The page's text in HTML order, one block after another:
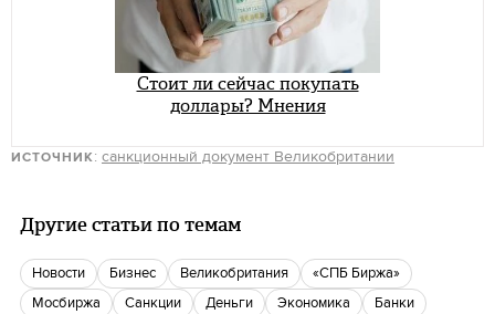
Стоит ли сейчас покупать
доллары? Мнения
ИСТОЧНИК: санкционный документ Великобритании
Другие статьи по темам
новости бизнес Великобритания
«СПБ Биржа»
Мосбиржа
санкции деньги экономика
банки